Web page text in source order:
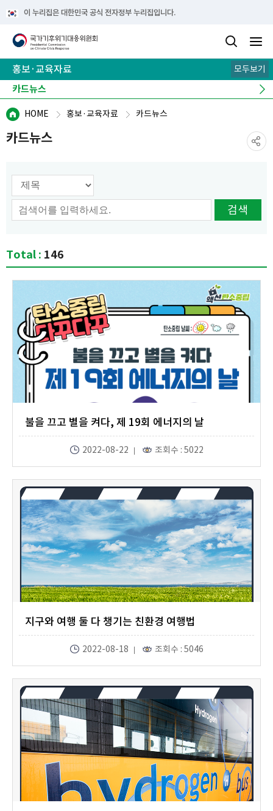
이 누리집은 대한민국 공식 전자정부 누리집입니다.
홍보·교육자료
카드뉴스
기후 이해 노트
e-book
뉴스레터
캠페인
모두보기
HOME 홍보·교육자료 카드뉴스
카드뉴스
검색 옵션선택
검색
Total : 146
불을 끄고 별을 켜다, 제 19회 에너지의 날
2022-08-22 조회수 : 5022
지구와 여행 둘 다 챙기는 친환경 여행법
2022-08-18 조회수 : 5046